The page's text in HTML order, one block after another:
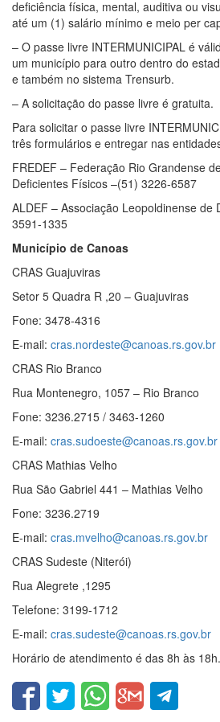
deficiência física, mental, auditiva ou
até um (1) salário mínimo e meio per
– O passe livre INTERMUNICIPAL é
um município para outro dentro do
e também no sistema Trensurb.
– A solicitação do passe livre é gratuita.
Para solicitar o passe livre
três formulários e entregar nas
FREDEF – Federação Rio Grandense
Deficientes Físicos –(51) 3226-6587
ALDEF – Associação Leopoldinense de
3591-1335
Município de Canoas
CRAS Guajuviras
Setor 5 Quadra R ,20 – Guajuviras
Fone: 3478-4316
E-mail: cras.nordeste@canoas.rs.gov.br
CRAS Rio Branco
Rua Montenegro, 1057 – Rio Branco
Fone: 3236.2715 / 3463-1260
E-mail: cras.sudoeste@canoas.rs.gov.br
CRAS Mathias Velho
Rua São Gabriel 441 – Mathias Velho
Fone: 3236.2719
E-mail: cras.mvelho@canoas.rs.gov.br
CRAS Sudeste (Niterói)
Rua Alegrete ,1295
Telefone: 3199-1712
E-mail: cras.sudeste@canoas.rs.gov.br
Horário de atendimento é das 8h às 18h.